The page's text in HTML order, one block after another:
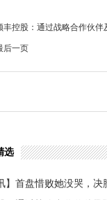
丰控股：通过战略合作伙
后一页
选
】首盘惜败她没哭，